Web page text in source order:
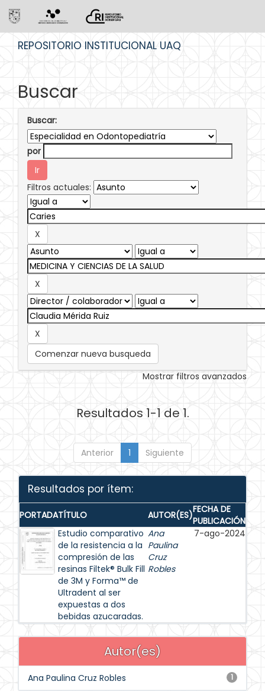
REPOSITORIO INSTITUCIONAL UAQ
Buscar
Buscar:
por
Filtros actuales:
Comenzar nueva busqueda
Mostrar filtros avanzados
Resultados 1-1 de 1.
Anterior 1 Siguiente
Resultados por ítem:
PORTADATÍTULO AUTOR(ES)FECHA DE
PUBLICACIÓN
Estudio comparativo
de la resistencia a la
compresión de las
resinas Filtek® Bulk Fill
de 3M y Forma™ de
Ultradent al ser
expuestas a dos
bebidas azucaradas.
Ana
Paulina
Cruz
Robles
7-ago-2024
Autor(es)
1
Ana Paulina Cruz Robles